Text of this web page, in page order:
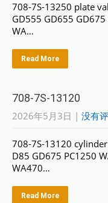
708-7S-13250 plate
GD555 GD655
WA…
Read More
708-7S-13120
2026年5月3日 | 没有
708-7S-13120
D85 GD675 PC1250
WA470…
Read More